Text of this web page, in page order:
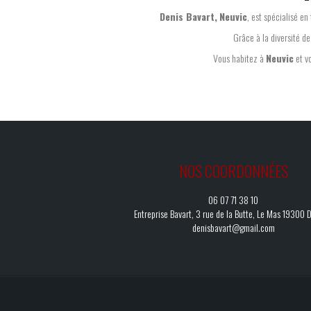
Denis Bavart,Neuvic , est spécialisé
Grâce à la diversité
Vous habitez à Neuvicet
NOS COORDONNÉES
06 07 71 38 10
Entreprise Bavart, 3 rue de la Butte, Le Mas 19300
denisbavart@gmail.com